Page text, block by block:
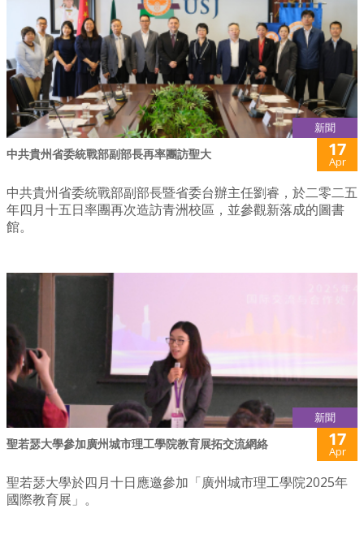
新聞
中共貴州省委統戰部副部長再率團訪聖大 17
Apr
中共貴州省委統戰部副部長暨省委台辦主任劉睿，於二零二五
年四月十五日率團再次造訪青洲校區，並參觀新落成的圖書
館。
新聞
聖若瑟大學參加廣州城市理工學院教育展拓交流網絡 17
Apr
聖若瑟大學於四月十日應邀參加「廣州城市理工學院2025年
國際教育展」。